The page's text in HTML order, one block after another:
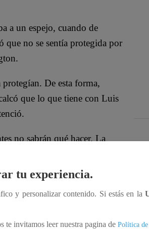
a un espejo, cuando de
que no se sentía protegida por
De esta forma,
que lo que tiene con Luis
no sabrán qué hacer. La
una caja misteriosa
tu experiencia.
y personalizar contenido. Si estás en la
te invitamos leer nuestra pagina de Política